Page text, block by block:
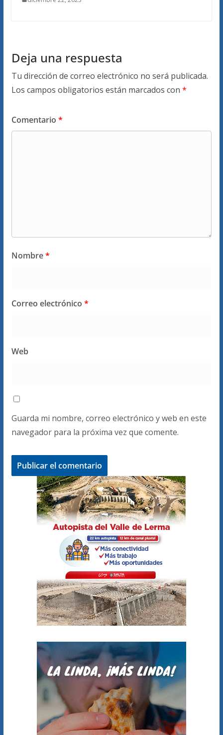
Deja una respuesta
Tu dirección de correo electrónico no será publicada.
Los campos obligatorios están marcados con *
Comentario *
Nombre*
Correo electrónico *
Web
Guarda mi nombre, correo electrónico y web en este
navegador para la próxima vez que comente.